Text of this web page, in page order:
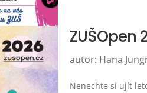
ZUŠOpen
autor: Hana
Nenechte si ujít